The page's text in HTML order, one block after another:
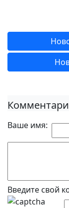
Ваше имя:
Введите свой